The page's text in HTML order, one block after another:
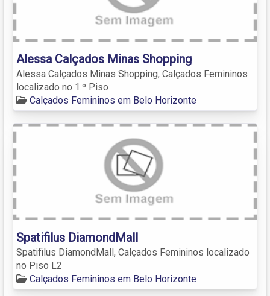
Alessa Calçados Minas Shopping
Alessa Calçados Minas Shopping, Calçados Femininos
localizado no 1.º Piso
Calçados Femininos em Belo Horizonte
Spatifilus DiamondMall
Spatifilus DiamondMall, Calçados Femininos localizado
no Piso L2
Calçados Femininos em Belo Horizonte